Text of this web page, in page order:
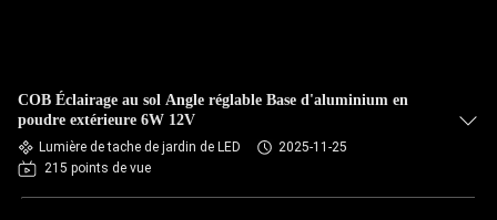
COB Éclairage au sol Angle réglable Base d'aluminium en
poudre extérieure 6W 12V
Lumière de tache de jardin de LED
2025-11-25
215 points de vue